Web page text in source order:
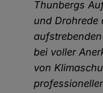
Thunbergs
und Drohrede
bei voller
von